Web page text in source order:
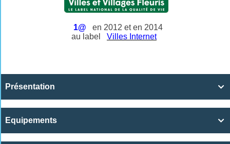
1@
en 2012 et en 2014
au label
Villes Internet

Présentation

Equipements